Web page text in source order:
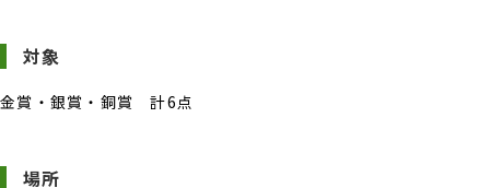
対象
金賞・銀賞・銅賞 計6点
場所